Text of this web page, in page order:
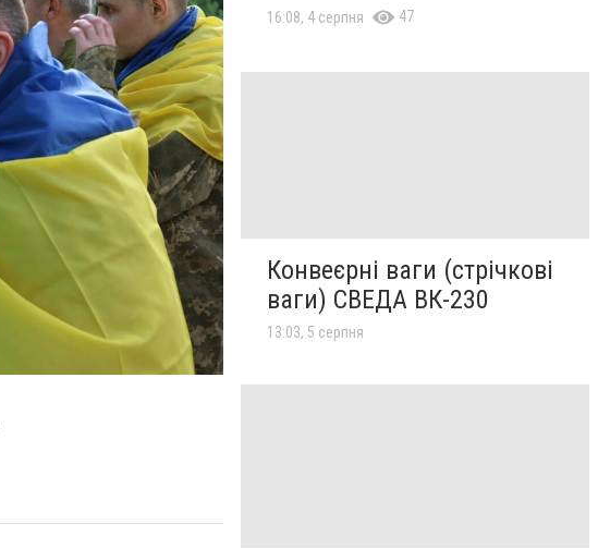
16:08, 4 серпня 47
Конвеєрні ваги (стрічкові
ваги) СВЕДА ВК-230
13:03, 5 серпня